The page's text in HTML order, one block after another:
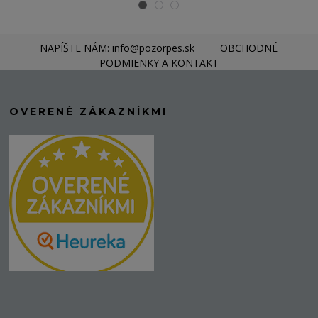
NAPÍŠTE NÁM: info@pozorpes.sk
OBCHODNÉ
PODMIENKY A KONTAKT
OVERENÉ ZÁKAZNÍKMI